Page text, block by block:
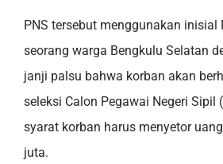
PNS tersebut menggunakan inisial
seorang warga Bengkulu Selatan
janji palsu bahwa korban akan
seleksi Calon Pegawai Negeri Sipil
syarat korban harus menyetor
juta.